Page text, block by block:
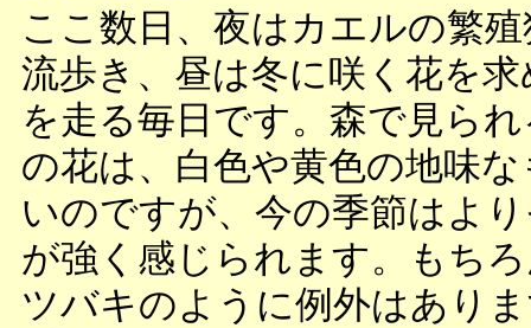
ここ数日、夜はカエルの繁
流歩き、昼は冬に咲く花を
を走る毎日です。森で見ら
の花は、白色や黄色の地味
いのですが、今の季節はよ
が強く感じられます。もち
ツバキのように例外はあり